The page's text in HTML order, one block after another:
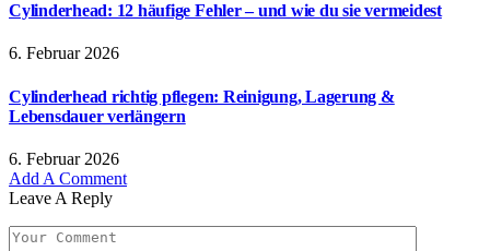
Cylinderhead: 12 häufige Fehler – und wie du sie vermeidest
6. Februar 2026
Cylinderhead richtig pflegen: Reinigung, Lagerung &
Lebensdauer verlängern
6. Februar 2026
Add A Comment
Leave A Reply